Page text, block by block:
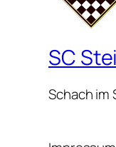
SC
Schach im